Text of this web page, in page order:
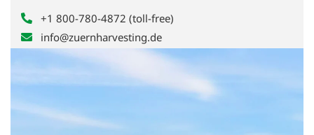
+1 800-780-4872 (toll-free)
info@zuernharvesting.de